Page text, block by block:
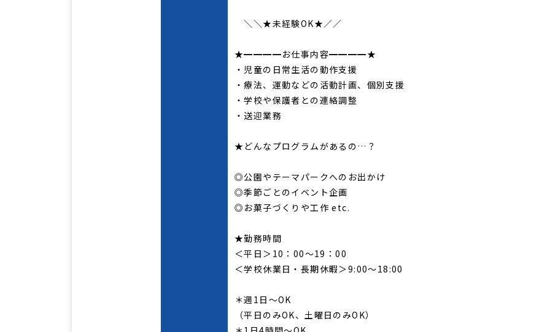
＼＼★未経験OK★／／
★━━━━お仕事内容━━━━★
・児童の日常生活の動作支援
・療法、運動などの活動計画、個別支援
・学校や保護者との連絡調整
・送迎業務
★どんなプログラムがあるの…？
◎公園やテーマパークへのお出かけ
◎季節ごとのイベント企画
◎お菓子づくりや工作 etc.
★勤務時間
＜平日＞10：00～19：00
＜学校休業日・長期休暇＞9:00～18:00
＊週1日～OK
（平日のみOK、土曜日のみOK）